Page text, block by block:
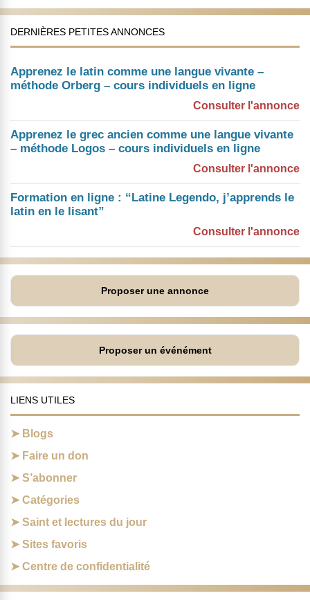
DERNIÈRES PETITES ANNONCES
Apprenez le latin comme une langue vivante –
méthode Orberg – cours individuels en ligne
Consulter l'annonce
Apprenez le grec ancien comme une langue vivante
– méthode Logos – cours individuels en ligne
Consulter l'annonce
Formation en ligne : “Latine Legendo, j’apprends le
latin en le lisant”
Consulter l'annonce
Proposer une annonce
Proposer un événément
LIENS UTILES
Blogs
Faire un don
S’abonner
Catégories
Saint et lectures du jour
Sites favoris
Centre de confidentialité